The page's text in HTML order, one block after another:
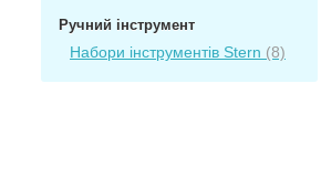
Ручний інструмент
Набори інструментів Stern (8)